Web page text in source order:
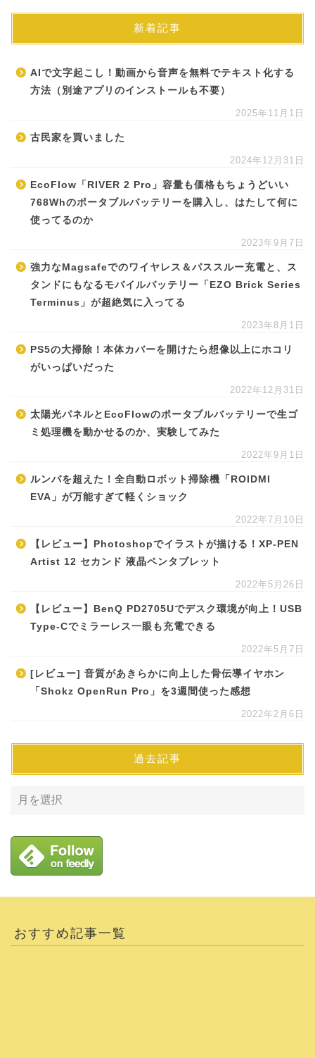
新着記事
AIで文字起こし！動画から音声を無料でテキスト化する
方法（別途アプリのインストールも不要）
2025年11月1日
古民家を買いました
2024年12月31日
EcoFlow「RIVER 2 Pro」容量も価格もちょうどいい
768Whのポータブルバッテリーを購入し、はたして何に
使ってるのか
2023年9月7日
強力なMagsafeでのワイヤレス＆パススルー充電と、ス
タンドにもなるモバイルバッテリー「EZO Brick Series
Terminus」が超絶気に入ってる
2023年8月1日
PS5の大掃除！本体カバーを開けたら想像以上にホコリ
がいっぱいだった
2022年12月31日
太陽光パネルとEcoFlowのポータブルバッテリーで生ゴ
ミ処理機を動かせるのか、実験してみた
2022年9月1日
ルンバを超えた！全自動ロボット掃除機「ROIDMI
EVA」が万能すぎて軽くショック
2022年7月10日
【レビュー】Photoshopでイラストが描ける！XP-PEN
Artist 12 セカンド 液晶ペンタブレット
2022年5月26日
【レビュー】BenQ PD2705Uでデスク環境が向上！USB
Type-Cでミラーレス一眼も充電できる
2022年5月7日
[レビュー] 音質があきらかに向上した骨伝導イヤホン
「Shokz OpenRun Pro」を3週間使った感想
2022年2月6日
過去記事
おすすめ記事一覧